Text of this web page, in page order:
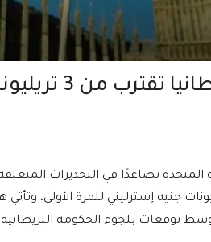
من 3 تريليونات جنيه إسترليني
تصاعدًا في التحذيرات
3 تريليونات جنيه إسترليني للمرة
وسط توقعات بلجوء الحكومة